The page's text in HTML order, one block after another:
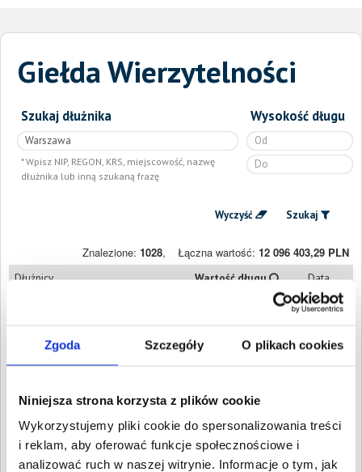
Zgoda Szczegóły O plikach cookies
Niniejsza strona korzysta z plików cookie
Wykorzystujemy pliki cookie do spersonalizowania treści
i reklam, aby oferować funkcje społecznościowe i
analizować ruch w naszej witrynie. Informacje o tym, jak
Giełda Wierzytelności
Szukaj dłużnika
Wpisz NIP, REGON, KRS, miejscowość, nazwę
dłużnika lub inną szukaną frazę
Wysokość długu
Wyczyść Szukaj
Znalezione: 1028, Łączna wartość: 12 096 403,29 PLN
Dłużnicy Wartość długu
Data
publikacji
OGRANICZONĄ
ODPOWIEDZIALNOŚCIĄ
PHU Paweł Gryka
Warszawa, Mazowieckie
9 334,06 PLN
Biuro Internetowe
Dariusz Dułak
Warszawa, Mazowieckie
4 649,39 PLN
13 kwietnia